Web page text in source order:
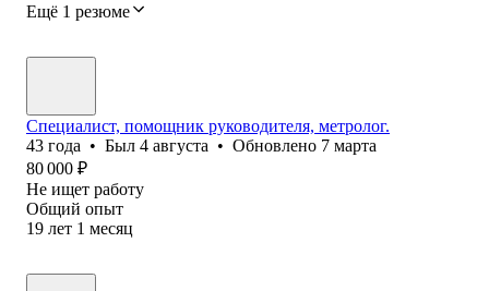
Ещё 1 резюме
Специалист, помощник руководителя, метролог.
43 года • Был 4 августа • Обновлено 7 марта
80 000 ₽
Не ищет работу
Общий опыт
19 лет 1 месяц